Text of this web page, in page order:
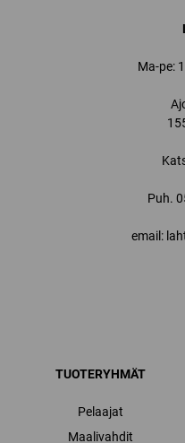
Ma-pe:
Puh.
email:
TUOTERYHMÄT
Pelaajat
Maalivahdit